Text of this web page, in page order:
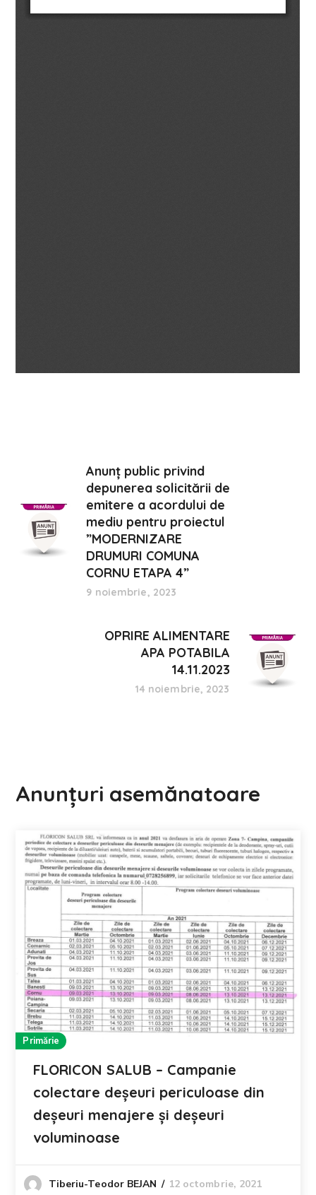
Anunț public privind
depunerea solicitării de
emitere a acordului de
mediu pentru proiectul
”MODERNIZARE
DRUMURI COMUNA
CORNU ETAPA 4”
9 noiembrie, 2023
OPRIRE ALIMENTARE
APA POTABILA
14.11.2023
14 noiembrie, 2023
Anunțuri asemănatoare
Primărie
FLORICON SALUB – Campanie
colectare deșeuri periculoase din
deșeuri menajere și deșeuri
voluminoase
Tiberiu-Teodor BEJAN 12 octombrie, 2021